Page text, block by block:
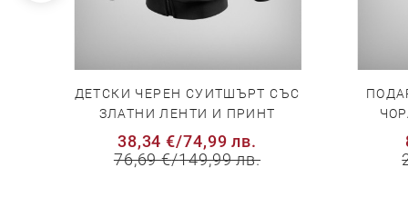
ДЕТСКИ ЧЕРЕН СУИТШЪРТ СЪС
ЗЛАТНИ ЛЕНТИ И ПРИНТ
38,34 €/74,99 лв.
76,69 €/149,99 лв.